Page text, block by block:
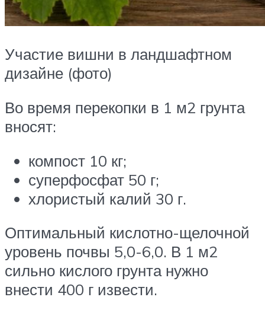
Участие вишни в ландшафтном
дизайне (фото)
Во время перекопки в 1 м2 грунта
вносят:
компост 10 кг;
суперфосфат 50 г;
хлористый калий 30 г.
Оптимальный кислотно-щелочной
уровень почвы 5,0-6,0. В 1 м2
сильно кислого грунта нужно
внести 400 г извести.